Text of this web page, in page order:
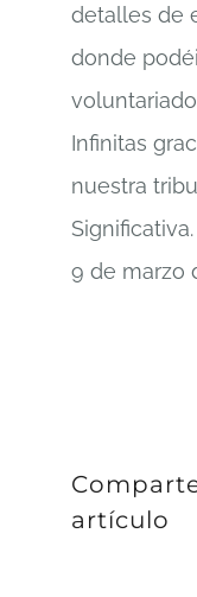
detalles de
donde
Infinitas
nuestra
Significativa.
9 de marzo
artículo